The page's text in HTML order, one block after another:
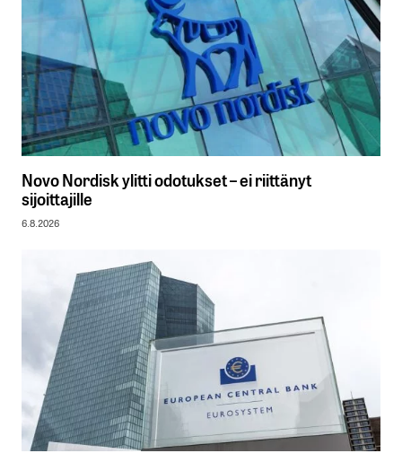
Novo Nordisk ylitti odotukset – ei riittänyt
sijoittajille
6.8.2026